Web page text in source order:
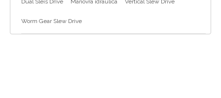
Dual Sleis Drive Manovra idraulica Vertical Slew Drive
Worm Gear Slew Drive